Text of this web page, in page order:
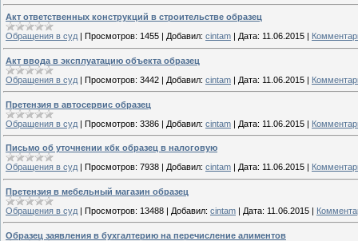
Акт ответственных конструкций в строительстве образец
Обращения в суд
Просмотров: 1455 Добавил: cintam Дата: 11.06.2015
Акт ввода в эксплуатацию объекта образец
Обращения в суд | Просмотров: 3442 | Добавил: cintam | Дата: 11.06.2015 |
Претензия в автосервис образец
Обращения в суд | Просмотров: 3386 | Добавил: cintam | Дата: 11.06.2015 |
Письмо об уточнении кбк образец в налоговую
Обращения в суд
Просмотров: 7938 Добавил: cintam Дата: 11.06.2015
Претензия в мебельный магазин образец
Обращения в суд | Просмотров: 13488 | Добавил: cintam | Дата: 11.06.2015 |
Образец заявления в бухгалтерию на перечисление алиментов